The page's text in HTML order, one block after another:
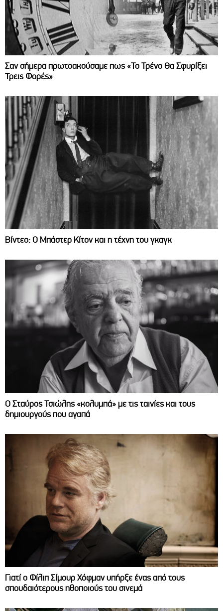
Σαν σήμερα πρωτοακούσαμε πως «Το Τρένο Θα Σφυρίξει
Τρεις Φορές»
Βίντεο: Ο Μπάστερ Κίτον και η τέχνη του γκαγκ
Ο Σταύρος Τσιώλης «κολυμπά» με τις ταινίες και τους
δημιουργούς που αγαπά
Γιατί ο Φίλιπ Σίμουρ Χόφμαν υπήρξε ένας από τους
σπουδαιότερους ηθοποιούς του σινεμά